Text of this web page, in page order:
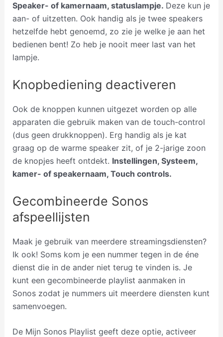
Speaker- of kamernaam, statuslampje. Deze kun je
aan- of uitzetten. Ook handig als je twee speakers
hetzelfde hebt genoemd, zo zie je welke je aan het
bedienen bent! Zo heb je nooit meer last van het
lampje.
Knopbediening deactiveren
Ook de knoppen kunnen uitgezet worden op alle
apparaten die gebruik maken van de touch-control
(dus geen drukknoppen). Erg handig als je kat
graag op de warme speaker zit, of je 2-jarige zoon
de knopjes heeft ontdekt. Instellingen, Systeem,
kamer- of speakernaam, Touch controls.
Gecombineerde Sonos
afspeellijsten
Maak je gebruik van meerdere streamingsdiensten?
Ik ook! Soms kom je een nummer tegen in de éne
dienst die in de ander niet terug te vinden is. Je
kunt een gecombineerde playlist aanmaken in
Sonos zodat je nummers uit meerdere diensten kunt
samenvoegen.
De Mijn Sonos Playlist geeft deze optie, activeer